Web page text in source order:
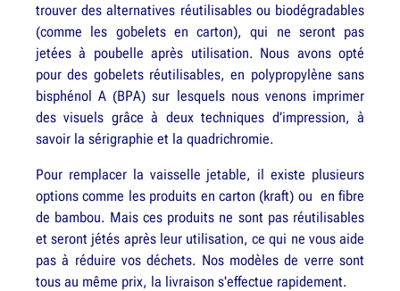
trouver des alternatives réutilisables ou biodégradables
(comme les gobelets en carton), qui ne seront pas
jetées à poubelle après utilisation. Nous avons opté
pour des gobelets réutilisables, en polypropylène sans
bisphénol A (BPA) sur lesquels nous venons imprimer
des visuels grâce à deux techniques d’impression, à
savoir la sérigraphie et la quadrichromie.
Pour remplacer la vaisselle jetable, il existe plusieurs
options comme les produits en carton (kraft) ou en fibre
de bambou. Mais ces produits ne sont pas réutilisables
et seront jétés après leur utilisation, ce qui ne vous aide
pas à réduire vos déchets. Nos modèles de verre sont
tous au même prix, la livraison s'effectue rapidement.